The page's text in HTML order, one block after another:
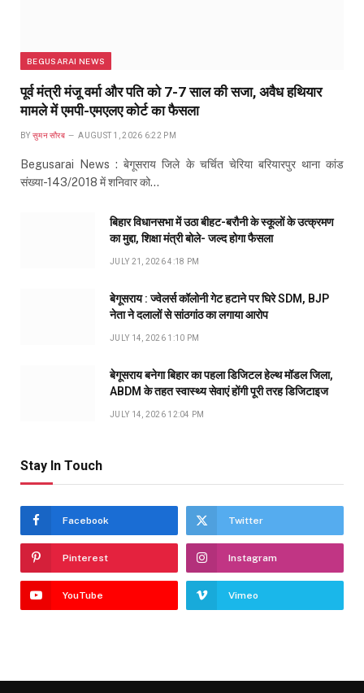
BEGUSARAI NEWS
पूर्व मंत्री मंजू वर्मा और पति को 7-7 साल की सजा, अवैध हथियार
मामले में एमपी-एमएलए कोर्ट का फैसला
BY सुमन सौरब AUGUST 1, 2026 6:22 PM
Begusarai News : बेगूसराय जिले के चर्चित चेरिया बरियारपुर थाना कांड
संख्या-143/2018 में शनिवार को…
बिहार विधानसभा में उठा बीहट-बरौनी के स्कूलों के उत्क्रमण
का मुद्दा, शिक्षा मंत्री बोले- जल्द होगा फैसला
JULY 21, 2026 4:18 PM
बेगूसराय : ज्वेलर्स कॉलोनी गेट हटाने पर घिरे SDM, BJP
नेता ने दलालों से सांठगांठ का लगाया आरोप
JULY 14, 2026 1:10 PM
बेगूसराय बनेगा बिहार का पहला डिजिटल हेल्थ मॉडल जिला,
ABDM के तहत स्वास्थ्य सेवाएं होंगी पूरी तरह डिजिटाइज
JULY 14, 2026 12:04 PM
Stay In Touch
Facebook Twitter
Pinterest Instagram
YouTube Vimeo